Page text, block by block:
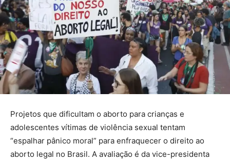
Projetos que dificultam o aborto para crianças e
adolescentes vítimas de violência sexual tentam
“espalhar pânico moral” para enfraquecer o direito ao
aborto legal no Brasil. A avaliação é da vice-presidenta